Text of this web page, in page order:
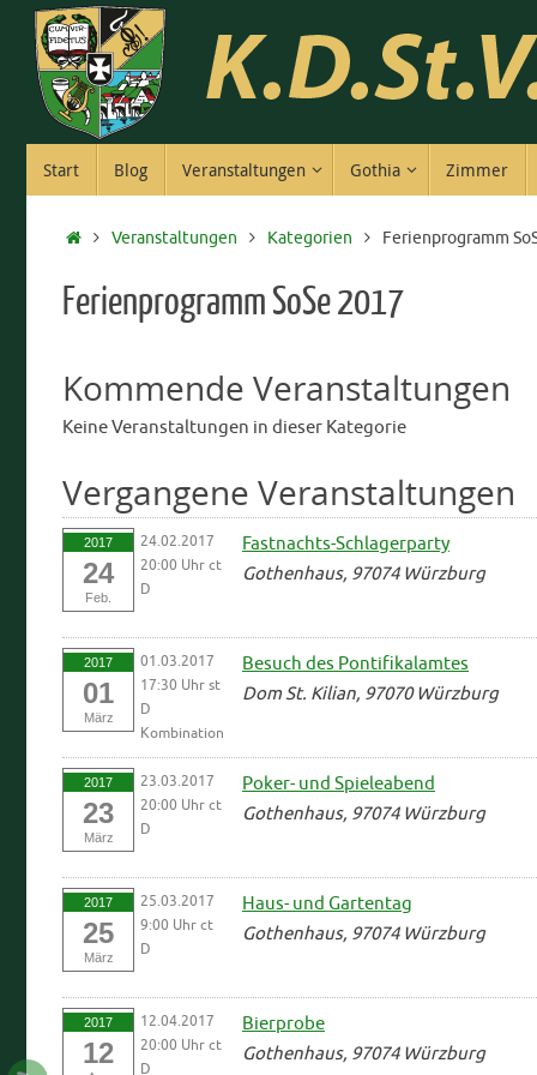
Zum
Inhalt
springen
Inhalt
Start Blog Veranstaltungen Gothia Zimmer
StartVeranstaltungen Kategorien Ferienprogramm
Ferienprogramm SoSe 2017
Kommende Veranstaltungen
Keine Veranstaltungen in dieser Kategorie
Vergangene Veranstaltungen
2017
24
Feb.
24.02.2017
20:00 Uhr ct
D
Fastnachts-Schlagerparty
Gothenhaus, 97074 Würzburg
2017
01
März
01.03.2017
17:30 Uhr st
D
Kombination
Besuch des Pontifikalamtes
Dom St. Kilian, 97070 Würzburg
2017
23
März
23.03.2017
20:00 Uhr ct
D
Poker- und Spieleabend
Gothenhaus, 97074 Würzburg
2017
25
März
25.03.2017
9:00 Uhr ct
D
Haus- und Gartentag
Gothenhaus, 97074 Würzburg
2017
12
12.04.2017
20:00 Uhr ct
D
Bierprobe
Gothenhaus, 97074 Würzburg